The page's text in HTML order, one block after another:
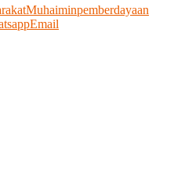
Muhaiminpemberdayaan
Email